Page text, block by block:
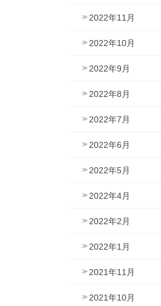
2022年11月
2022年10月
2022年9月
2022年8月
2022年7月
2022年6月
2022年5月
2022年4月
2022年2月
2022年1月
2021年11月
2021年10月